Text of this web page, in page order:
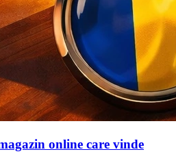
online care vinde